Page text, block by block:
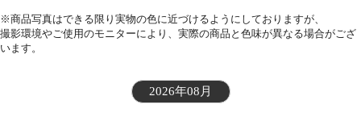
※商品写真はできる限り実物の色に近づけるようにしておりますが、
撮影環境やご使用のモニターにより、実際の商品と色味が異なる場合がござ
います。
2026年08月